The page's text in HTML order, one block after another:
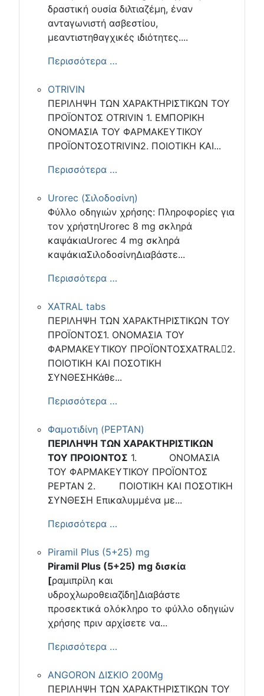
δραστική ουσία διλτιαζέμη, έναν
ανταγωνιστή ασβεστίου,
μεαντιστηθαγχικές ιδιότητες....
Περισσότερα …
OTRIVIN
ΠΕΡΙΛΗΨΗ ΤΩΝ ΧΑΡΑΚΤΗΡΙΣΤΙΚΩΝ ΤΟΥ
ΠΡΟΪΟΝΤΟΣ OTRIVIN 1. ΕΜΠΟΡΙΚΗ
ΟΝΟΜΑΣΙΑ ΤΟΥ ΦΑΡΜΑΚΕΥΤΙΚΟΥ
ΠΡΟΪΟΝΤΟΣOTRIVIN2. ΠΟΙΟΤΙΚΗ ΚΑΙ...
Περισσότερα …
Urorec (Σιλοδοσίνη)
Φύλλο οδηγιών χρήσης: Πληροφορίες για
τον χρήστηUrorec 8 mg σκληρά
καψάκιαUrorec 4 mg σκληρά
καψάκιαΣιλοδοσίνηΔιαβάστε...
Περισσότερα …
XATRAL tabs
ΠΕΡΙΛΗΨΗ ΤΩΝ ΧΑΡΑΚΤΗΡΙΣΤΙΚΩΝ ΤΟΥ
ΠΡΟΪΟΝΤΟΣ1. ΟΝΟΜΑΣΙΑ ΤΟΥ
ΦΑΡΜΑΚΕΥΤΙΚΟΥ ΠΡΟΪΟΝΤΟΣXATRAL2.
ΠΟΙΟΤΙΚΗ ΚΑΙ ΠΟΣΟΤΙΚΗ
ΣΥΝΘΕΣΗΚάθε...
Περισσότερα …
Φαμοτιδίνη (PEPTAN)
ΠΕΡΙΛΗΨΗ ΤΩΝ ΧΑΡΑΚΤΗΡΙΣΤΙΚΩΝ
ΤΟΥ ΠΡΟΙΟΝΤΟΣ 1. ΟΝΟΜΑΣΙΑ
ΤΟΥ ΦΑΡΜΑΚΕΥΤΙΚΟΥ ΠΡΟΪΟΝΤΟΣ
PEPTAN 2. ΠΟΙΟΤΙΚΗ ΚΑΙ ΠΟΣΟΤΙΚΗ
ΣΥΝΘΕΣΗ Επικαλυμμένα με...
Περισσότερα …
Piramil Plus (5+25) mg
Piramil Plus (5+25) mg δισκία
[ραμιπρίλη και
υδροχλωροθειαζίδη]Διαβάστε
προσεκτικά ολόκληρο το φύλλο οδηγιών
χρήσης πριν αρχίσετε να...
Περισσότερα …
ANGORON ΔΙΣΚΙΟ 200Mg
ΠΕΡΙΛΗΨΗ ΤΩΝ ΧΑΡΑΚΤΗΡΙΣΤΙΚΩΝ ΤΟΥ